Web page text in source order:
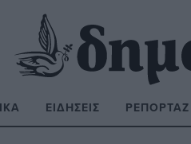
ΕΙΔΉΣΕΙΣ ΡΕΠΟΡΤΆΖ